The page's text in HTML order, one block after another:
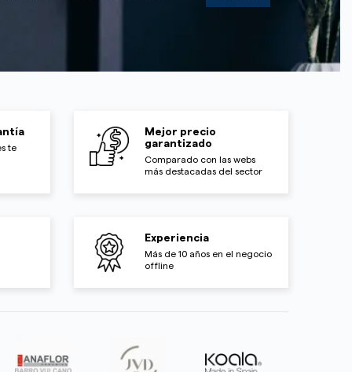
te
Mejor precio
garantizado
Comparado con las webs
más destacadas del sector
Experiencia
Más de 10 años en el negocio
offline